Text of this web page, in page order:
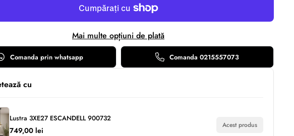
Mai multe opțiuni de plată
Comanda prin whatsapp Comanda 0215557073
cu
Lustra 3XE27 ESCANDELL 900732
749,00 lei
Acest produs